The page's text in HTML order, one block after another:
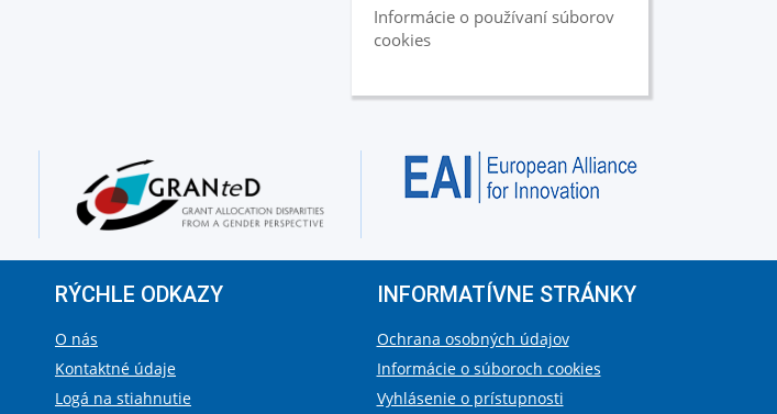
Informácie o používaní súborov
cookies
RÝCHLE ODKAZY
O nás
Kontaktné údaje
Logá na stiahnutie
INFORMATÍVNE STRÁNKY
Ochrana osobných údajov
Informácie o súboroch cookies
Vyhlásenie o prístupnosti